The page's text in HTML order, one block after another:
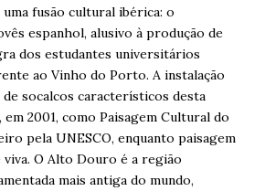
fusão cultural ibérica: o
espanhol, alusivo à produção de
dos estudantes universitários
ao Vinho do Porto. A instalação
de socalcos característicos desta
em 2001, como Paisagem Cultural do
pela UNESCO, enquanto paisagem
O Alto Douro é a região
mais antiga do mundo,